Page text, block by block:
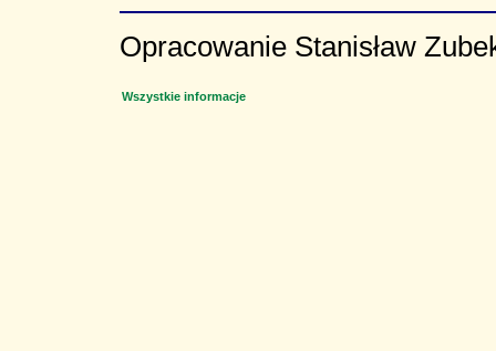
Opracowanie Stanisław
Wszystkie informacje